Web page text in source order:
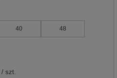
40 48
/ szt.